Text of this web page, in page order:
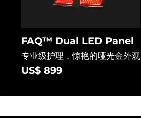
FAQ™ Dual LED Panel
专业级护理，惊艳的哑光金外观
US$ 899